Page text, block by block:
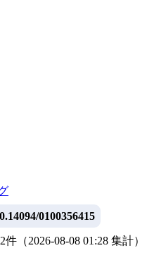
0100356415
件 （2026-08-08 01:28 集計）